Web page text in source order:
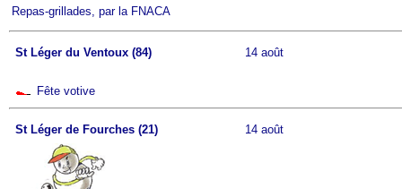
Repas-grillades, par la FNACA
St Léger du Ventoux (84) 14 août
Fête votive
St Léger de Fourches (21) 14 août